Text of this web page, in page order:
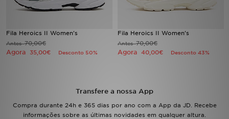
Fila Heroics II Women's
Antes70,00€
Agora 35,00€ Desconto 50%
Fila Heroics II Women's
Antes70,00€
Agora 40,00€ Desconto 43%
Transfere a nossa App
Compra durante 24h e 365 dias por ano com a App da JD. Recebe
informações sobre as últimas novidades em qualquer altura.
MY JD